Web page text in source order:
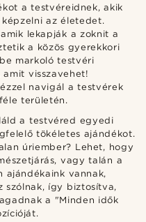
a testvéreidnek, akik
az életedet.
lekapják a zoknit a
a közös gyerekkori
markoló testvéri
amit visszavehet!
navigál a testvérek
területén.
a testvéred egyedi
tökéletes ajándékot.
úriember? Lehet, hogy
vagy talán a
ajándékaink vannak,
szólnak, így biztosítva,
a "Minden idők